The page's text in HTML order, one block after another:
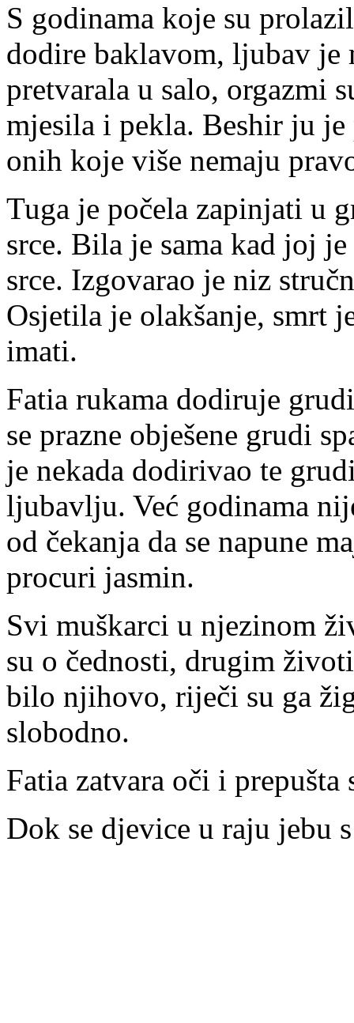
S godinama koje su
dodire baklavom, ljubav je
pretvarala u salo, orgazmi
mjesila i pekla. Beshir ju
onih koje više nemaju
Tuga je počela zapinjati u
srce. Bila je sama kad joj
srce. Izgovarao je niz
Osjetila je olakšanje, smrt
imati.
Fatia rukama dodiruje
se prazne obješene grudi
je nekada dodirivao te
ljubavlju. Već godinama
od čekanja da se napune
procuri jasmin.
Svi muškarci u njezinom
su o čednosti, drugim
bilo njihovo, riječi su ga
slobodno.
Fatia zatvara oči i
Dok se djevice u raju jebu